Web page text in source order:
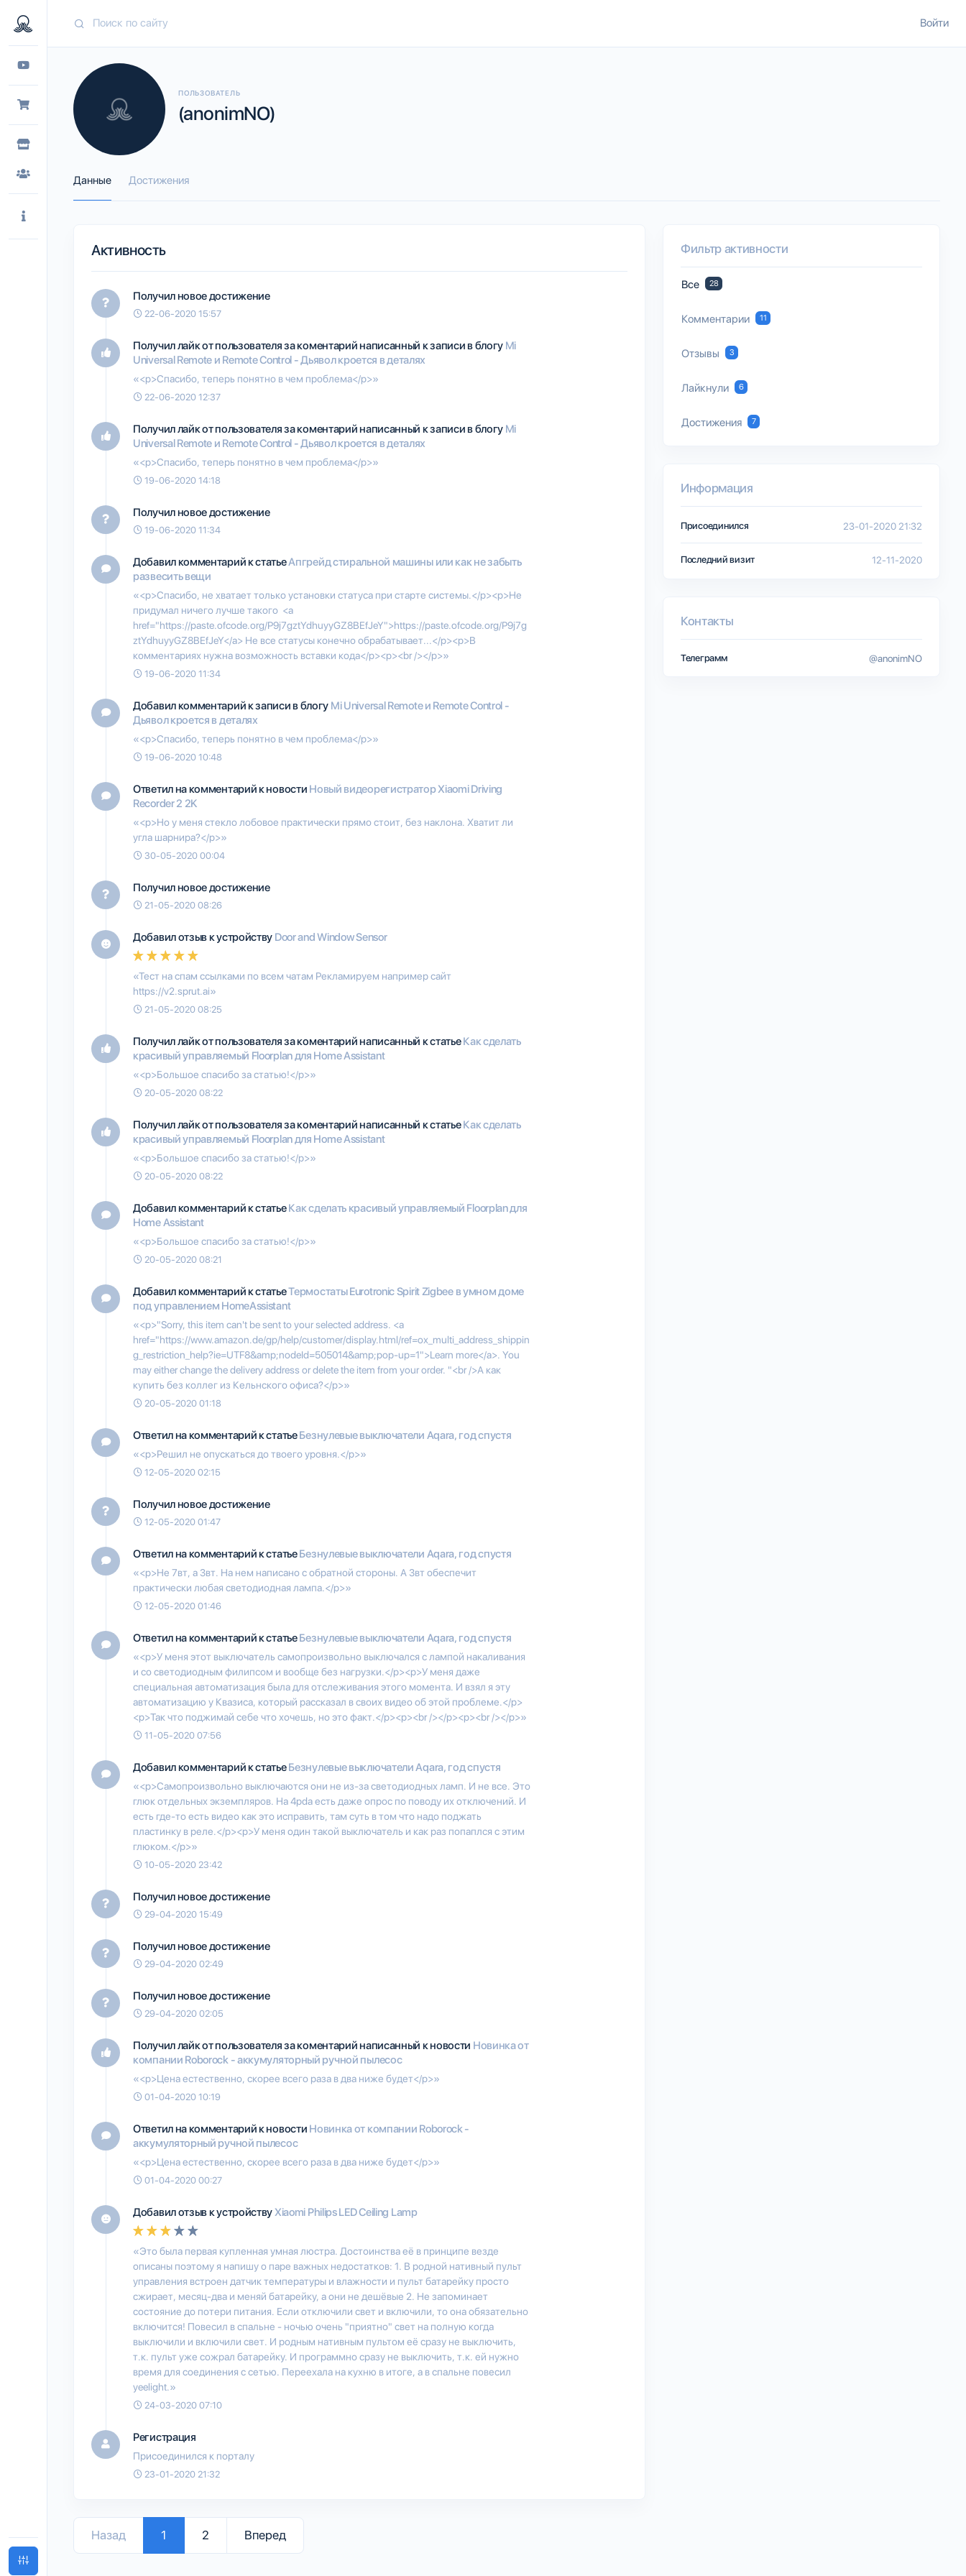
Войти
ПОЛЬЗОВАТЕЛЬ
(anonimNO)
Данные Достижения
Активность
Получил новое достижение
22-06-2020 15:57
Получил лайк от пользователяза коментарий написанный к записи в блогу Mi
Universal Remote и Remote Control - Дьявол кроется в деталях
«<p>Спасибо, теперь понятно в чем проблема</p>»
22-06-2020 12:37
Получил лайк от пользователяза коментарий написанный к записи в блогу Mi
Universal Remote и Remote Control - Дьявол кроется в деталях
«<p>Спасибо, теперь понятно в чем проблема</p>»
19-06-2020 14:18
Получил новое достижение
19-06-2020 11:34
Добавил комментарий к статьеАпгрейд стиральной машины или как не забыть
развесить вещи
«<p>Спасибо, не хватает только установки статуса при старте системы.</p><p>Не
придумал ничего лучше такого <a
href="https://paste.ofcode.org/P9j7gztYdhuyyGZ8BEfJeY">https://paste.ofcode.org/P9j7g
ztYdhuyyGZ8BEfJeY</a> Не все статусы конечно обрабатывает...</p><p>В
комментариях нужна возможность вставки кода</p><p><br /></p>»
19-06-2020 11:34
Добавил комментарий к записи в блогу Mi Universal Remote и Remote Control -
Дьявол кроется в деталях
«<p>Спасибо, теперь понятно в чем проблема</p>»
19-06-2020 10:48
Ответил на комментарий к новости Новый видеорегистратор Xiaomi Driving
Recorder 2 2K
«<p>Но у меня стекло лобовое практически прямо стоит, без наклона. Хватит ли
угла шарнира?</p>»
30-05-2020 00:04
Получил новое достижение
21-05-2020 08:26
Добавил отзыв к устройству Door and Window Sensor
«Тест на спам ссылками по всем чатам Рекламируем например сайт
https://v2.sprut.ai»
21-05-2020 08:25
Получил лайк от пользователяза коментарий написанный к статьеКак сделать
красивый управляемый Floorplan для Home Assistant
«<p>Большое спасибо за статью!</p>»
20-05-2020 08:22
Получил лайк от пользователяза коментарий написанный к статьеКак сделать
красивый управляемый Floorplan для Home Assistant
«<p>Большое спасибо за статью!</p>»
20-05-2020 08:22
Добавил комментарий к статьеКак сделать красивый управляемый Floorplan для
Home Assistant
«<p>Большое спасибо за статью!</p>»
20-05-2020 08:21
Добавил комментарий к статьеТермостаты Eurotronic Spirit Zigbee в умном доме
под управлением HomeAssistant
«<p>"Sorry, this item can't be sent to your selected address. <a
href="https://www.amazon.de/gp/help/customer/display.html/ref=ox_multi_address_shippin
g_restriction_help?ie=UTF8&amp;nodeId=505014&amp;pop-up=1">Learn more</a>. You
may either change the delivery address or delete the item from your order. "<br />А как
купить без коллег из Кельнского офиса?</p>»
20-05-2020 01:18
Ответил на комментарий к статьеБезнулевые выключатели Aqara, год спустя
«<p>Решил не опускаться до твоего уровня.</p>»
12-05-2020 02:15
Получил новое достижение
12-05-2020 01:47
Ответил на комментарий к статьеБезнулевые выключатели Aqara, год спустя
«<p>Не 7вт, а 3вт. На нем написано с обратной стороны. А 3вт обеспечит
практически любая светодиодная лампа.</p>»
12-05-2020 01:46
Ответил на комментарий к статьеБезнулевые выключатели Aqara, год спустя
«<p>У меня этот выключатель самопроизвольно выключался с лампой накаливания
и со светодиодным филипсом и вообще без нагрузки.</p><p>У меня даже
специальная автоматизация была для отслеживания этого момента. И взял я эту
автоматизацию у Квазиса, который рассказал в своих видео об этой проблеме.</p>
<p>Так что поджимай себе что хочешь, но это факт.</p><p><br /></p><p><br /></p>»
11-05-2020 07:56
Добавил комментарий к статьеБезнулевые выключатели Aqara, год спустя
«<p>Самопроизвольно выключаются они не из-за светодиодных ламп. И не все. Это
глюк отдельных экземпляров. На 4pda есть даже опрос по поводу их отключений. И
есть где-то есть видео как это исправить, там суть в том что надо поджать
пластинку в реле.</p><p>У меня один такой выключатель и как раз попаплся с этим
глюком.</p>»
10-05-2020 23:42
Получил новое достижение
29-04-2020 15:49
Получил новое достижение
29-04-2020 02:49
Получил новое достижение
29-04-2020 02:05
Получил лайк от пользователяза коментарий написанный к новости Новинка от
компании Roborock - аккумуляторный ручной пылесос
«<p>Цена естественно, скорее всего раза в два ниже будет</p>»
01-04-2020 10:19
Ответил на комментарий к новости Новинка от компании Roborock -
аккумуляторный ручной пылесос
«<p>Цена естественно, скорее всего раза в два ниже будет</p>»
01-04-2020 00:27
Добавил отзыв к устройствуXiaomi Philips LED Ceiling Lamp
«Это была первая купленная умная люстра. Достоинства её в принципе везде
описаны поэтому я напишу о паре важных недостатков: 1. В родной нативный пульт
управления встроен датчик температуры и влажности и пульт батарейку просто
сжирает, месяц-два и меняй батарейку, а они не дешёвые 2. Не запоминает
состояние до потери питания. Если отключили свет и включили, то она обязательно
включится! Повесил в спальне - ночью очень "приятно" свет на полную когда
выключили и включили свет. И родным нативным пультом её сразу не выключить,
т.к. пульт уже сожрал батарейку. И программно сразу не выключить, т.к. ей нужно
время для соединения с сетью. Переехала на кухню в итоге, а в спальне повесил
yeelight.»
24-03-2020 07:10
Регистрация
Присоединился к порталу
23-01-2020 21:32
Назад 1 2 Вперед
Фильтр активности
Все 28
Комментарии 11
Отзывы 3
Лайкнули 6
Достижения 7
Информация
Присоединился 23-01-2020 21:32
Последний визит 12-11-2020
Контакты
Телеграмм @anonimNO